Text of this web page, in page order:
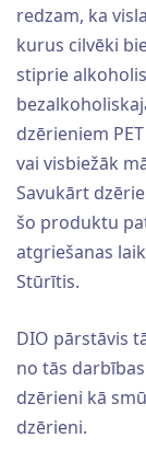
redzam, ka
kurus cilvēki
stiprie
dzērieniem
vai visbiežāk
Savukārt
šo produktu
atgriešanas
Stūrītis.
DIO pārstāvis
no tās
dzērieni kā
dzērieni.